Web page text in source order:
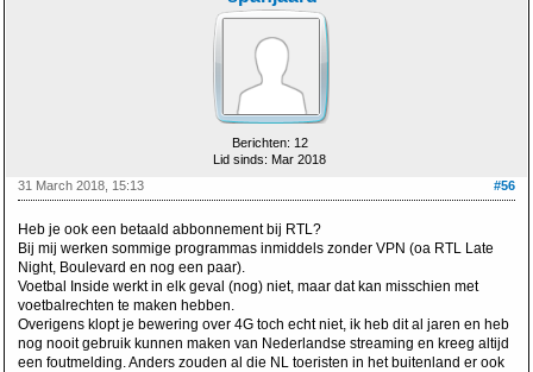
Berichten: 12
Lid sinds: Mar 2018
#56
31 March 2018, 15:13
Heb je ook een betaald abbonnement bij RTL?
Bij mij werken sommige programmas inmiddels zonder VPN (oa RTL Late
Night, Boulevard en nog een paar).
Voetbal Inside werkt in elk geval (nog) niet, maar dat kan misschien met
voetbalrechten te maken hebben.
Overigens klopt je bewering over 4G toch echt niet, ik heb dit al jaren en heb
nog nooit gebruik kunnen maken van Nederlandse streaming en kreeg altijd
een foutmelding. Anders zouden al die NL toeristen in het buitenland er ook